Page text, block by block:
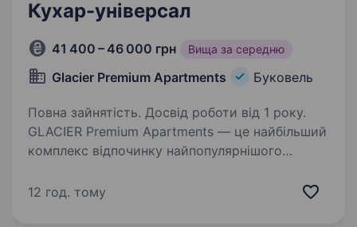
Кухар-універсал
41 400 – 46 000 грн Вища за середню
Glacier Premium Apartments Буковель
Повна зайнятість. Досвід роботи від 1 року.
GLACIER Premium Apartments — це найбільший
комплекс відпочинку найпопулярнішого
це новий рівень гостинності і комфорту,
12 год. тому